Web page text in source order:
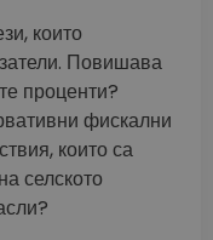
които
Повишава
проценти?
фискални
които са
селското